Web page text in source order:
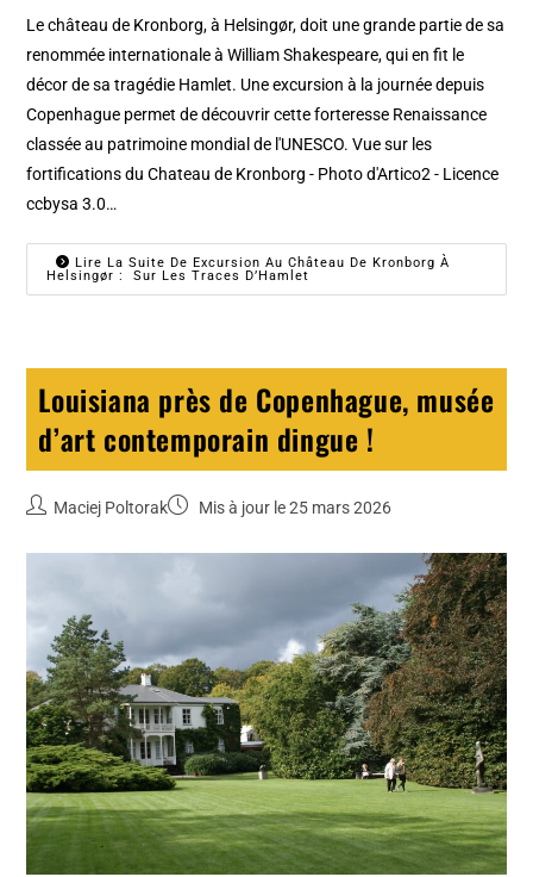
Le château de Kronborg, à Helsingør, doit une grande partie de sa
renommée internationale à William Shakespeare, qui en fit le
décor de sa tragédie Hamlet. Une excursion à la journée depuis
Copenhague permet de découvrir cette forteresse Renaissance
classée au patrimoine mondial de l'UNESCO. Vue sur les
fortifications du Chateau de Kronborg - Photo d'Artico2 - Licence
ccbysa 3.0…
Lire La Suite De Excursion Au Château De Kronborg À
Helsingør : Sur Les Traces D’Hamlet
Louisiana près de Copenhague, musée
d’art contemporain dingue !
Maciej Poltorak Mis à jour le 25 mars 2026